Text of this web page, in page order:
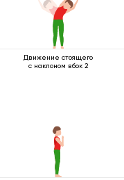
Движение стоящего
с наклоном вбок 2